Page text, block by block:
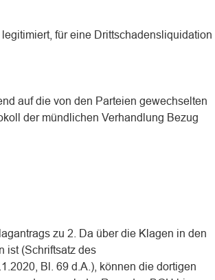
für eine Drittschadensliquidation
auf die von den Parteien gewechselten
der mündlichen Verhandlung Bezug
zu 2. Da über die Klagen in den
ist (Schriftsatz des
Bl. 69 d.A.), können die dortigen